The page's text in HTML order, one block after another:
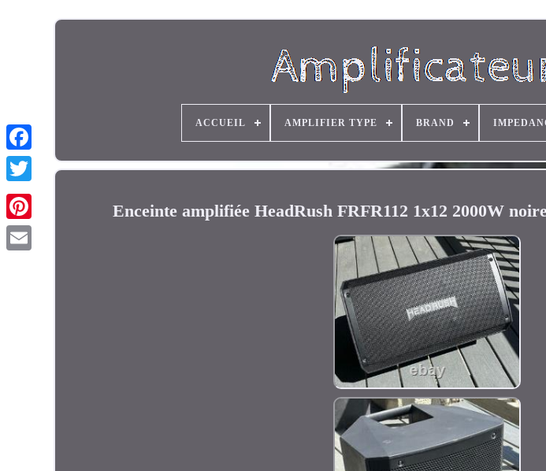
ACCUEIL AMPLIFIER TYPE BRAND
Enceinte amplifiée HeadRush FRFR112 1x12 2000W